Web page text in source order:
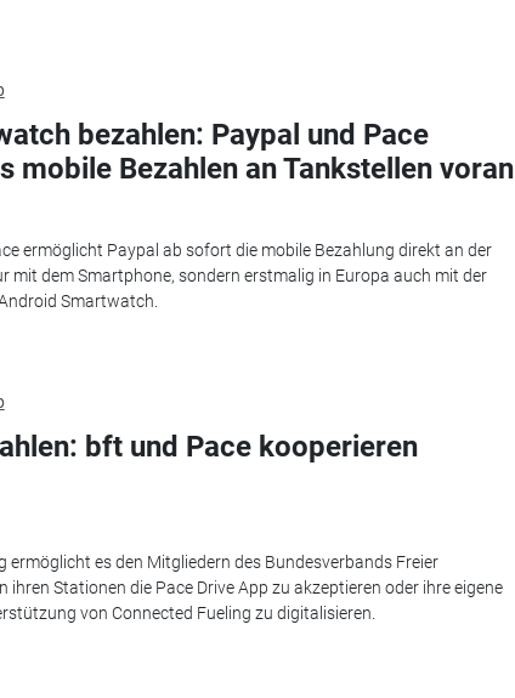
bezahlen: Paypal und Pace
mobile Bezahlen an Tankstellen voran
ermöglicht Paypal ab sofort die mobile Bezahlung direkt an der
mit dem Smartphone, sondern erstmalig in Europa auch mit der
Smartwatch.
bft und Pace kooperieren
ermöglicht es den Mitgliedern des Bundesverbands Freier
ihren Stationen die Pace Drive App zu akzeptieren oder ihre eigene
von Connected Fueling zu digitalisieren.